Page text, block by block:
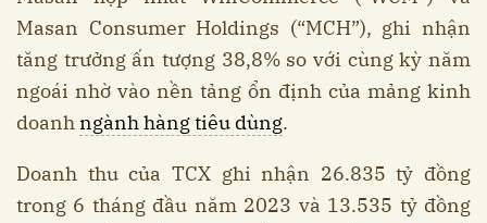
Masan Consumer Holdings (“MCH”), ghi nhận
tăng trưởng ấn tượng 38,8% so với cùng kỳ năm
ngoái nhờ vào nền tảng ổn định của mảng kinh
doanhngành hàng tiêu dùng.
Doanh thu của TCX ghi nhận 26.835 tỷ đồng
trong 6 tháng đầu năm 2023 và 13.535 tỷ đồng